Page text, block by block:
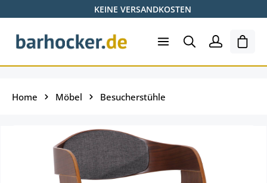
Zum Hauptinhalt springenKEINE VERSANDKOSTEN
Home Möbel Besucherstühle